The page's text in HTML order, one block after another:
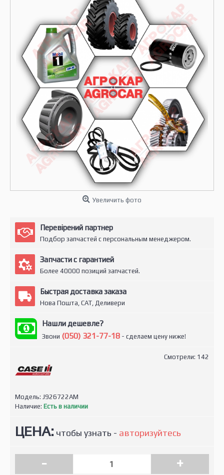
Увеличить фото
Перевірений партнер
Подбор запчастей с персональным менеджером.
Запчасти с гарантией
Более 40000 позиций запчастей.
Быстрая доставка заказа
Нова Пошта, САТ, Деливери
Нашли дешевле?
Звони (050) 321-77-18 - сделаем цену ниже!
Смотрели: 142
Модель: J926722AM
Наличие: Есть в наличии
ЦЕНА: чтобы узнать - авторизуйтесь
- +